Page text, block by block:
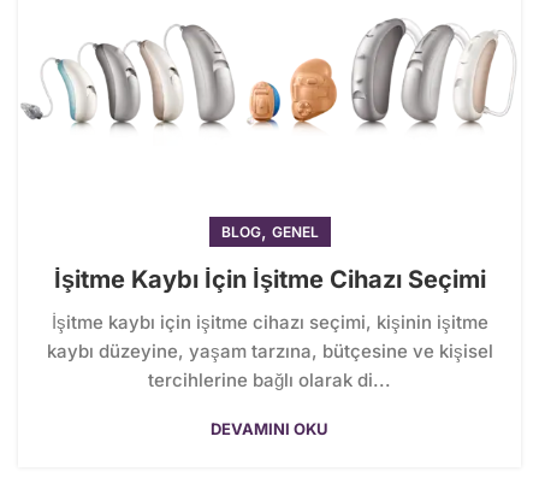
BLOG, GENEL
İşitme Kaybı İçin İşitme Cihazı Seçimi
İşitme kaybı için işitme cihazı seçimi, kişinin işitme
kaybı düzeyine, yaşam tarzına, bütçesine ve kişisel
tercihlerine bağlı olarak di...
DEVAMINI OKU